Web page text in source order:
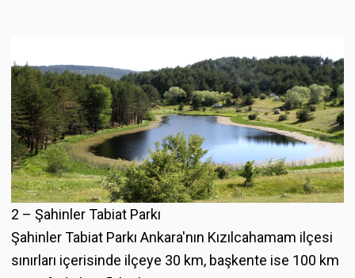
2 – Şahinler Tabiat Parkı
Şahinler Tabiat Parkı Ankara'nın Kızılcahamam ilçesi
sınırları içerisinde ilçeye 30 km, başkente ise 100 km